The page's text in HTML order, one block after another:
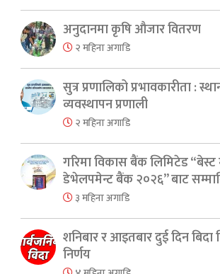
अनुदानमा कृषि औजार वितरण
२ महिना अगाडि
सुत्र प्रणालिको प्रभावकारीता :
व्यवस्थापन प्रणाली
२ महिना अगाडि
गरिमा विकास बैंक लिमिटेड “बेस्ट
डेभेलपमेन्ट बैंक २०२६” बाट
३ महिना अगाडि
शनिबार र आइतबार दुई दिन बिदा
निर्णय